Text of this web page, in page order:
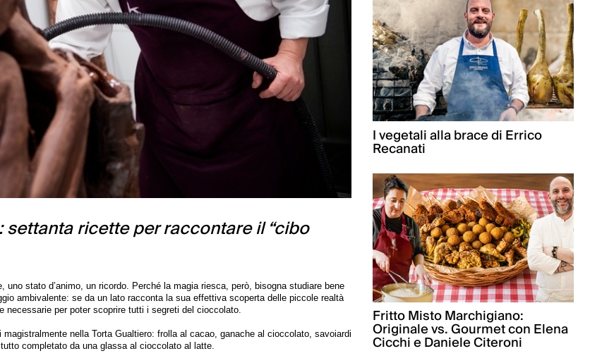
ricette per raccontare il “cibo
stato d’animo, un ricordo. Perché la magia riesca, però, bisogna studiare bene
ambivalente: se da un lato racconta la sua effettiva scoperta delle piccole realtà
necessarie per poter scoprire tutti i segreti del cioccolato.
nella Torta Gualtiero: frolla al cacao, ganache al cioccolato, savoiardi
completato da una glassa al cioccolato al latte.
I vegetali alla brace di Errico
Recanati
Fritto Misto Marchigiano:
Originale vs. Gourmet con Elena
Cicchi e Daniele Citeroni